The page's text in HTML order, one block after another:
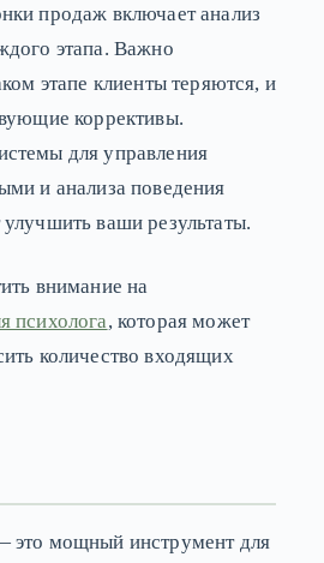
продаж включает анализ
этапа. Важно
этапе клиенты теряются, и
коррективы.
для управления
и анализа поведения
ваши результаты.
внимание на
психолога, которая может
количество входящих
мощный инструмент для